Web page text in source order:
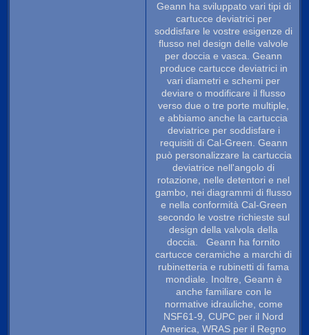
Geann ha sviluppato vari tipi di
cartucce deviatrici per
soddisfare le vostre esigenze di
flusso nel design delle valvole
per doccia e vasca. Geann
produce cartucce deviatrici in
vari diametri e schemi per
deviare o modificare il flusso
verso due o tre porte multiple,
e abbiamo anche la cartuccia
deviatrice per soddisfare i
requisiti di Cal-Green. Geann
può personalizzare la cartuccia
deviatrice nell'angolo di
rotazione, nelle detentori e nel
gambo, nei diagrammi di flusso
e nella conformità Cal-Green
secondo le vostre richieste sul
design della valvola della
doccia. Geann ha fornito
cartucce ceramiche a marchi di
rubinetteria e rubinetti di fama
mondiale. Inoltre, Geann è
anche familiare con le
normative idrauliche, come
NSF61-9, CUPC per il Nord
America, WRAS per il Regno